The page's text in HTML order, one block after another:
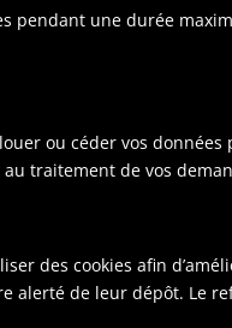
pendant une durée
louer ou céder vos
traitement de vos
des cookies afin
de leur dépôt. Le